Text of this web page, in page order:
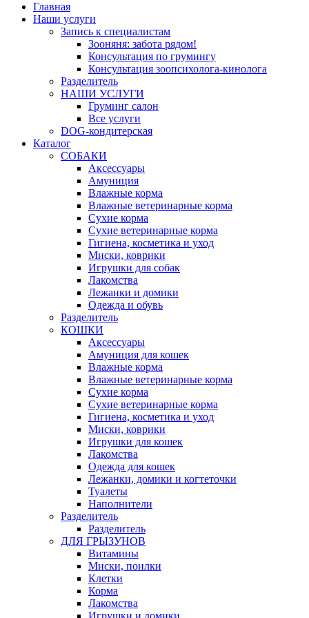
Главная
Наши услуги
Запись к специалистам
Зооняня: забота рядом!
Консультация по грумингу
Консультация зоопсихолога-кинолога
Pазделитель
НАШИ УСЛУГИ
Груминг салон
Все услуги
DOG-кондитерская
Каталог
СОБАКИ
Аксессуары
Амуниция
Влажные корма
Влажные ветеринарные корма
Сухие корма
Сухие ветеринарные корма
Гигиена, косметика и уход
Миски, коврики
Игрушки для собак
Лакомства
Лежанки и домики
Одежда и обувь
Разделитель
КОШКИ
Аксессуары
Амуниция для кошек
Влажные корма
Влажные ветеринарные корма
Сухие корма
Сухие ветеринарные корма
Гигиена, косметика и уход
Миски, коврики
Игрушки для кошек
Лакомства
Одежда для кошек
Лежанки, домики и когтеточки
Туалеты
Наполнители
Pазделитель
Разделитель
ДЛЯ ГРЫЗУНОВ
Витамины
Миски, поилки
Клетки
Корма
Лакомства
Игрушки и домики